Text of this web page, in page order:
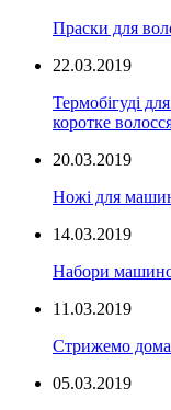
Праски для
22.03.2019
Термобігуді
коротке
20.03.2019
Ножі для
14.03.2019
Набори
11.03.2019
Стрижемо
05.03.2019